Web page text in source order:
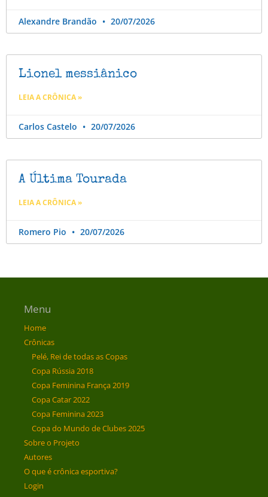
Alexandre Brandão 20/07/2026
Lionel messiânico
LEIA A CRÔNICA »
Carlos Castelo 20/07/2026
A Última Tourada
LEIA A CRÔNICA »
Romero Pio 20/07/2026
Menu
Home
Crônicas
Pelé, Rei de todas as Copas
Copa Rússia 2018
Copa Feminina França 2019
Copa Catar 2022
Copa Feminina 2023
Copa do Mundo de Clubes 2025
Sobre o Projeto
Autores
O que é crônica esportiva?
Login